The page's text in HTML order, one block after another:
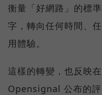
衡量「好網路」的標
字，轉向任何時間、
用體驗。
這樣的轉變，也反映
Opensignal 公布的